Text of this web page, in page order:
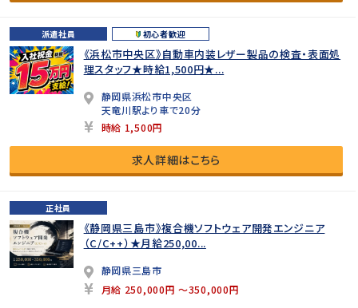
派遣社員 初心者歓迎
《浜松市中央区》自動車内装レザー製品の検査・表面処
理スタッフ★時給1,500円★...
静岡県浜松市中央区
天竜川駅より車で20分
時給 1,500円
求人詳細はこちら
正社員
《静岡県三島市》複合機ソフトウェア開発エンジニア
（C/C++）★月給250,00...
静岡県三島市
月給 250,000円 ～350,000円